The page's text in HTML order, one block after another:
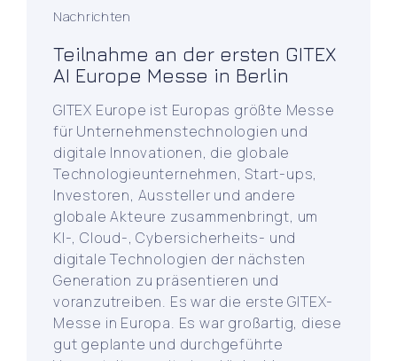
Nachrichten
Teilnahme an der ersten GITEX
AI Europe Messe in Berlin
GITEX Europe ist Europas größte Messe
für Unternehmenstechnologien und
digitale Innovationen, die globale
Technologieunternehmen, Start-ups,
Investoren, Aussteller und andere
globale Akteure zusammenbringt, um
KI-, Cloud-, Cybersicherheits- und
digitale Technologien der nächsten
Generation zu präsentieren und
voranzutreiben. Es war die erste GITEX-
Messe in Europa. Es war großartig, diese
gut geplante und durchgeführte